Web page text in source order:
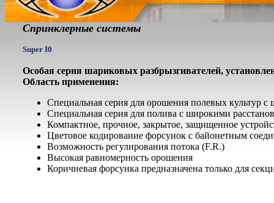
Спринклерные системы
Super I0
Особая серия шариковых разбрызгивателей,
Область применения:
Специальная серия для ороше­ния полевых культур
Специальная серия для полива с широкими
Компактное, прочное, закрытое, защищенное
Цветовое кодирование форсунок с байонетным
Возможность регулирования потока (F.R.)
Высокая равномерность орошения
Коричневая форсунка предназначена только для